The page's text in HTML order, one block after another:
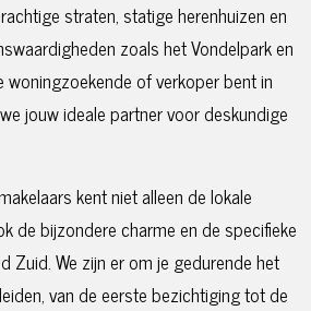
straten, statige herenhuizen en
zoals het Vondelpark en
woningzoekende of verkoper bent in
jouw ideale partner voor deskundige
kent niet alleen de lokale
de bijzondere charme en de specifieke
Zuid. We zijn er om je gedurende het
van de eerste bezichtiging tot de